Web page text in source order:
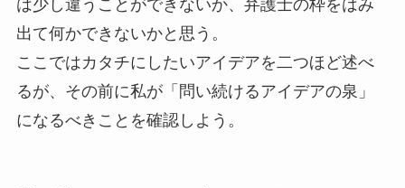
は少し違うことができないか、弁護士の枠をはみ
出て何かできないかと思う。
ここではカタチにしたいアイデアを二つほど述べ
るが、その前に私が「問い続けるアイデアの泉」
になるべきことを確認しよう。